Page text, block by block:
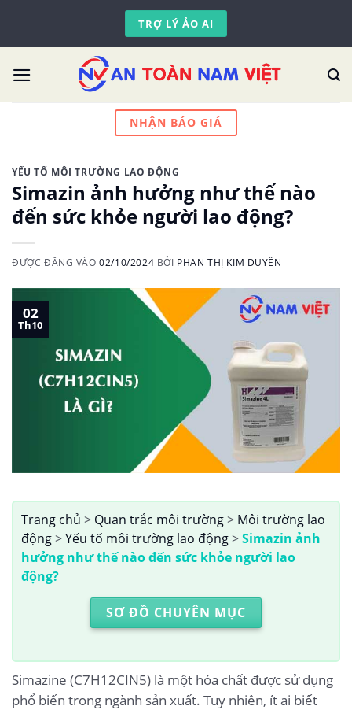
content
TRỢ LÝ ẢO AI
NHẬN BÁO GIÁ
YẾU TỐ MÔI TRƯỜNG LAO ĐỘNG
Simazin ảnh hưởng như thế nào
đến sức khỏe người lao động?
ĐƯỢC ĐĂNG VÀO02/10/2024 BỞI PHAN THỊ KIM DUYÊN
02
Th10
Trang chủ > Quan trắc môi trường> Môi trường lao
động>Yếu tố môi trường lao động>Simazin ảnh
hưởng như thế nào đến sức khỏe người lao
động?
SƠ ĐỒ CHUYÊN MỤC
Simazine (C7H12CIN5) là một hóa chất được sử dụng
phổ biến trong ngành sản xuất. Tuy nhiên, ít ai biết